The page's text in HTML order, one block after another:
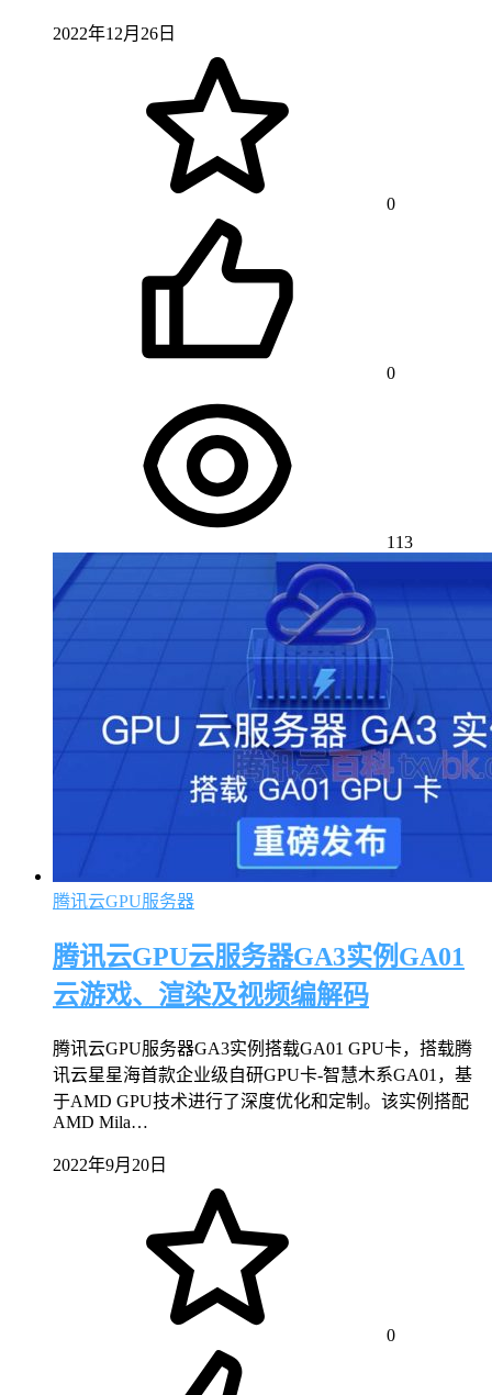
2022年12月26日
0
0
113
腾讯云GPU服务器
腾讯云GPU云服务器GA3实例GA01
云游戏、渲染及视频编解码
腾讯云GPU服务器GA3实例搭载GA01 GPU卡，搭载腾
讯云星星海首款企业级自研GPU卡-智慧木系GA01，基
于AMD GPU技术进行了深度优化和定制。该实例搭配
AMD Mila…
2022年9月20日
0